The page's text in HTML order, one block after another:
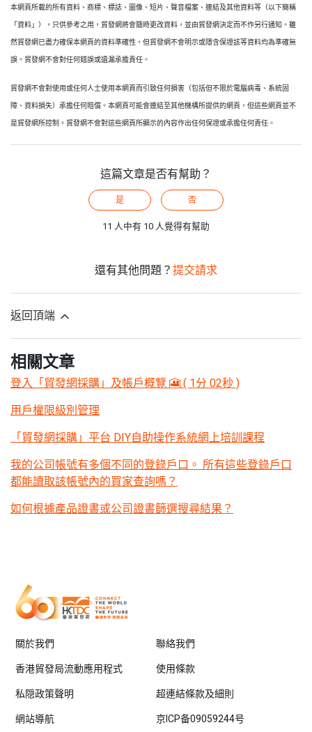
本網頁所載的所有資料、商標、標誌、圖像、短片、聲音檔案、連結及其他資料等（以下簡稱
「資料」），只供參考之用，貿發網將會隨時更改資料，並由貿發網決定而不作另行通知。雖
然貿發網已盡力確保本網頁的資料準確性，但貿發網不會明示或隱含保證該等資料均為準確無
誤。貿發網不會對任何錯誤或遺漏承擔責任。
貿發網不會對使用或任何人士使用本網頁而引致任何損害（包括但不限於電腦病毒、系統固
障、資料損失）承擔任何賠償。本網頁可能會連結至其他機構所提供的網頁，但這些網頁並不
是貿發網所控制。貿發網不會對這些網頁所顯示的內容作出任何保證或承擔任何責任。
這篇文章是否有幫助？
是 否
11 人中有 10 人覺得有幫助
還有其他問題？ 提交請求
返回頂端
相關文章
登入「貿發網採購」及帳戶概覽 🎦 ( 1分 02秒 )
用戶權限級別管理
「貿發網採購」平台 DIY自助操作系統網上培訓課程
我的公司帳號有多個不同的登錄戶口。 所有這些登錄戶口
都能讀取該帳號內的買家查詢嗎？
如何根據產品證書或公司證書篩選搜尋結果？
關於我們 聯絡我們
香港貿發局流動應用程式 使用條款
私隠政策聲明 超連結條款及細則
網站導航 京ICP备09059244号